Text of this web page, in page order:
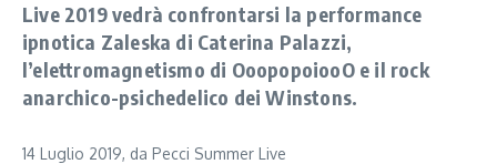
Live 2019 vedrà confrontarsi la performance
ipnotica Zaleska di Caterina Palazzi,
l’elettromagnetismo di OoopopoiooO e il rock
anarchico-psichedelico dei Winstons.
14 Luglio 2019, da Pecci Summer Live